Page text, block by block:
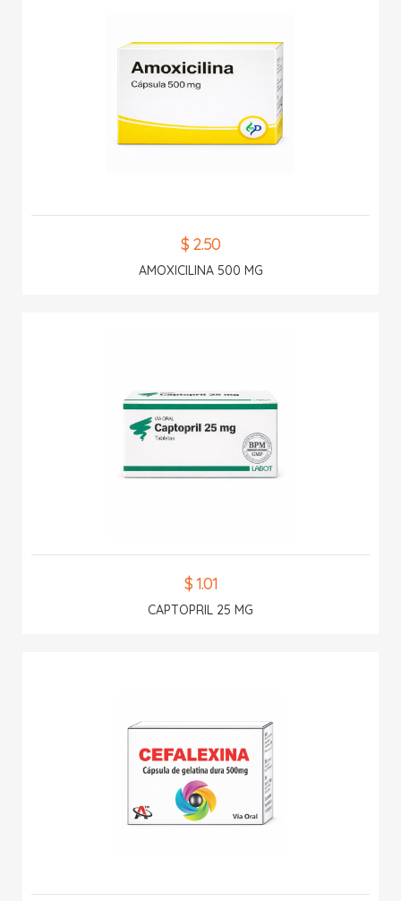
$ 2.50
AMOXICILINA 500 MG
$ 1.01
CAPTOPRIL 25 MG